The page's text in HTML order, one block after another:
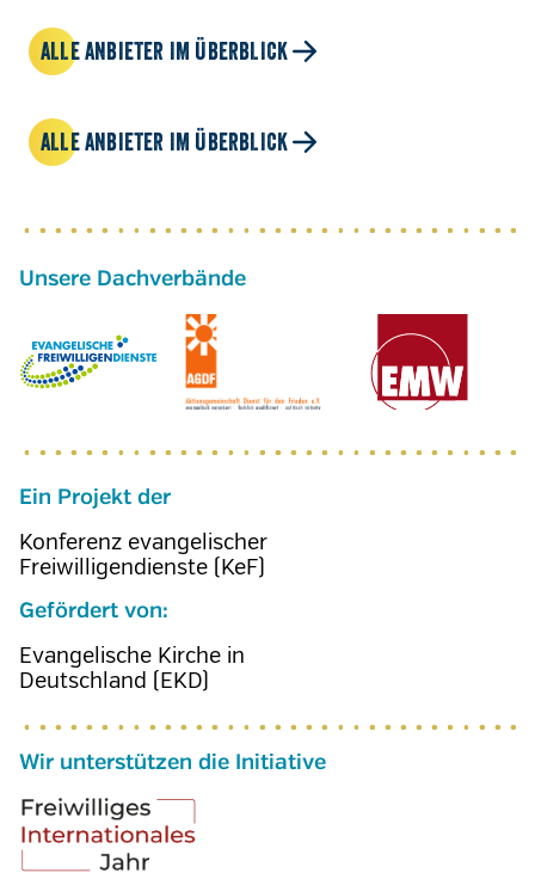
ALLE ANBIETER IM ÜBERBLICK
ALLE ANBIETER IM ÜBERBLICK
Ein Projekt der
Konferenz evangelischer
Freiwilligendienste (KeF)
Gefördert von:
Evangelische Kirche in
Deutschland (EKD)
Wir unterstützen die Initiative